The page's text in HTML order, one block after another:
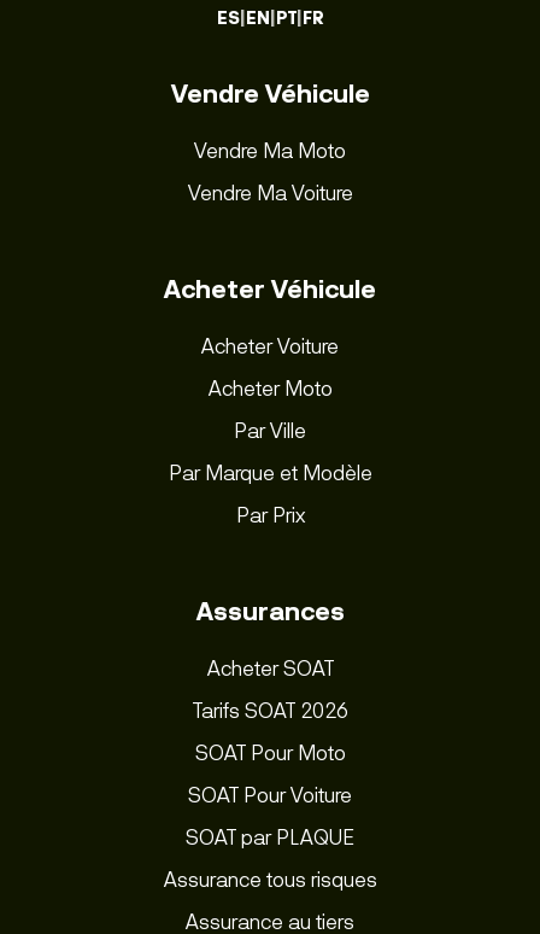
ES|EN|PT|FR
Vendre Véhicule
Vendre Ma Moto
Vendre Ma Voiture
Acheter Véhicule
Acheter Voiture
Acheter Moto
Par Ville
Par Marque et Modèle
Par Prix
Assurances
Acheter SOAT
Tarifs SOAT 2026
SOAT Pour Moto
SOAT Pour Voiture
SOAT par PLAQUE
Assurance tous risques
Assurance au tiers